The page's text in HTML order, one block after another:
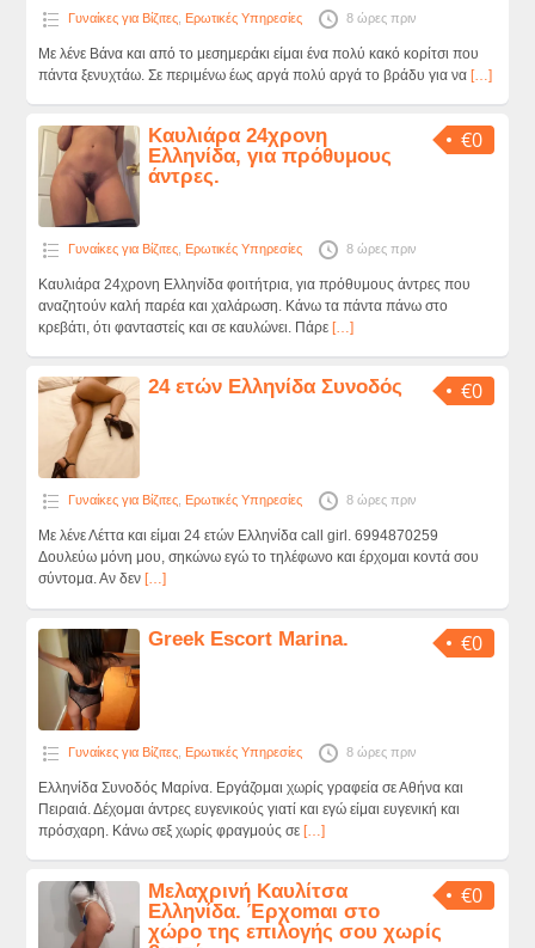
Γυναίκες για Βίζιτες, Ερωτικές Υπηρεσίες 8 ώρες πριν
Με λένε Βάνα και από το μεσημεράκι είμαι ένα πολύ κακό κορίτσι που
πάντα ξενυχτάω. Σε περιμένω έως αργά πολύ αργά το βράδυ για να […]
€0
Καυλιάρα 24χρονη
Ελληνίδα, για πρόθυμους
άντρες.
Γυναίκες για Βίζιτες, Ερωτικές Υπηρεσίες 8 ώρες πριν
Καυλιάρα 24χρονη Ελληνίδα φοιτήτρια, για πρόθυμους άντρες που
αναζητούν καλή παρέα και χαλάρωση. Κάνω τα πάντα πάνω στο
κρεβάτι, ότι φανταστείς και σε καυλώνει. Πάρε […]
€0
24 ετών Ελληνίδα Συνοδός
Γυναίκες για Βίζιτες, Ερωτικές Υπηρεσίες 8 ώρες πριν
Με λένε Λέττα και είμαι 24 ετών Ελληνίδα call girl. 6994870259
Δουλεύω μόνη μου, σηκώνω εγώ το τηλέφωνο και έρχομαι κοντά σου
σύντομα. Αν δεν […]
€0
Greek Escort Marina.
Γυναίκες για Βίζιτες, Ερωτικές Υπηρεσίες 8 ώρες πριν
Ελληνίδα Συνοδός Μαρίνα. Εργάζομαι χωρίς γραφεία σε Αθήνα και
Πειραιά. Δέχομαι άντρες ευγενικούς γιατί και εγώ είμαι ευγενική και
πρόσχαρη. Κάνω σεξ χωρίς φραγμούς σε […]
€0
Mελαχρινή Καυλίτσα
Ελληνίδα. Έρχomαι στο
χώρο της επιλογής σου χωρίς